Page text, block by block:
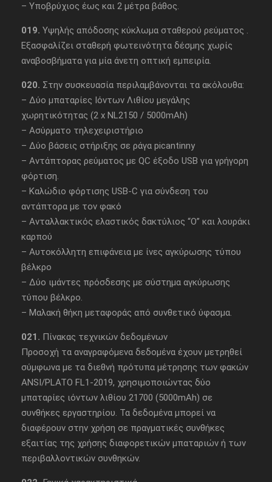
– Υποβρύχιος έως και 2 μέτρα βάθος.
019. Υψηλής απόδοσης κύκλωμα σταθερού ρεύματος .
Εξασφαλίζει σταθερή φωτεινότητα δέσμης χωρίς
αναβοσβήματα για μία άνετη οπτική εμπειρία.
020. Στην συσκευασία περιλαμβάνονται τα ακόλουθα:
– Δύο μπαταρίες Ιόντων Λιθίου μεγάλης
χωρητικότητας (2 x NL2150 / 5000mAh)
– Ασύρματο τηλεχειριστήριο
– Δύο βάσεις στήριξης σε ράγα picantinny
– Αντάπτορας ρεύματος με QC έξοδο USB για γρήγορη
φόρτιση.
– Καλώδιο φόρτισης USB-C για σύνδεση του
αντάπτορα με τον φακό
– Ανταλλακτικός ελαστικός δακτύλιος “Ο” και λουράκι
καρπού
– Αυτοκόλλητη επιφάνεια με ίνες αγκύρωσης τύπου
βέλκρο
– Δύο ιμάντες πρόσδεσης με σύστημα αγκύρωσης
τύπου βέλκρο.
– Μαλακή θήκη μεταφοράς από συνθετικό ύφασμα.
021. Πίνακας τεχνικών δεδομένων
Προσοχή τα αναγραφόμενα δεδομένα έχουν μετρηθεί
σύμφωνα με τα διεθνή πρότυπα μέτρησης των φακών
ANSI/PLATO FL1-2019, χρησιμοποιώντας δύο
μπαταρίες ιόντων λιθίου 21700 (5000mAh) σε
συνθήκες εργαστηρίου. Τα δεδομένα μπορεί να
διαφέρουν στην χρήση σε πραγματικές συνθήκες
εξαιτίας της χρήσης διαφορετικών μπαταριών ή των
περιβαλλοντικών συνθηκών.